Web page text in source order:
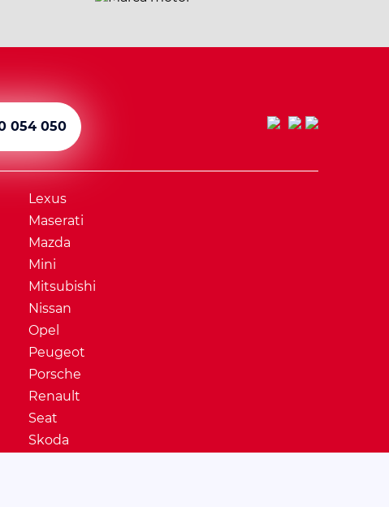
054 050
Lexus
Maserati
Mazda
Mini
Mitsubishi
Nissan
Opel
Peugeot
Porsche
Renault
Seat
Skoda